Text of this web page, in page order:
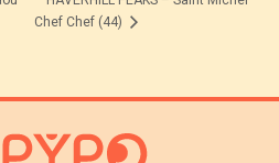
Chef Chef (44)